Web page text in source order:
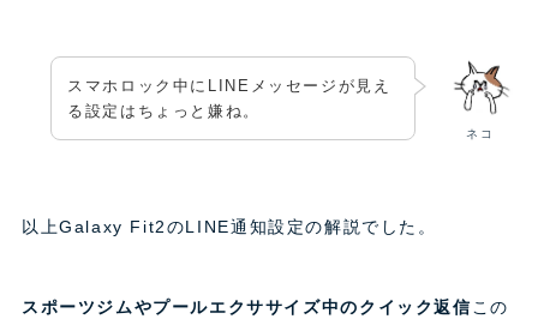
ネコ
スマホロック中にLINEメッセージが見え
る設定はちょっと嫌ね。
以上Galaxy Fit2のLINE通知設定の解説でした。
スポーツジムやプールエクササイズ中のクイック返信この